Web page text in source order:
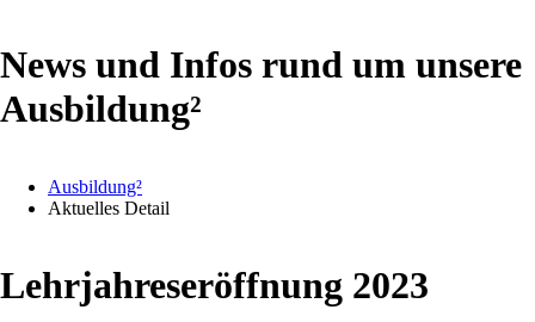
News und Infos rund um unsere
Ausbildung²
Ausbildung²
Aktuelles Detail
Lehrjahreseröffnung 2023